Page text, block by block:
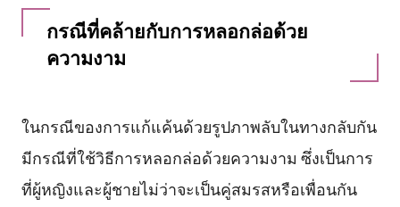
กรณีที่คล้ายกับการหลอกล่อด้วย
ความงาม
ในกรณีของการแก้แค้นด้วยรูปภาพลับในทางกลับกัน
มีกรณีที่ใช้วิธีการหลอกล่อด้วยความงาม ซึ่งเป็นการ
ที่ผู้หญิงและผู้ชายไม่ว่าจะเป็นคู่สมรสหรือเพื่อนกัน